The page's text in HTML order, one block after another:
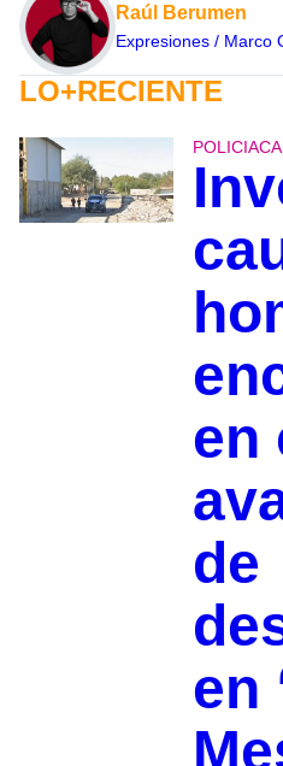
Raúl Berumen
Expresiones / Marco
LO+RECIENTE
POLICIACA
en
de
en